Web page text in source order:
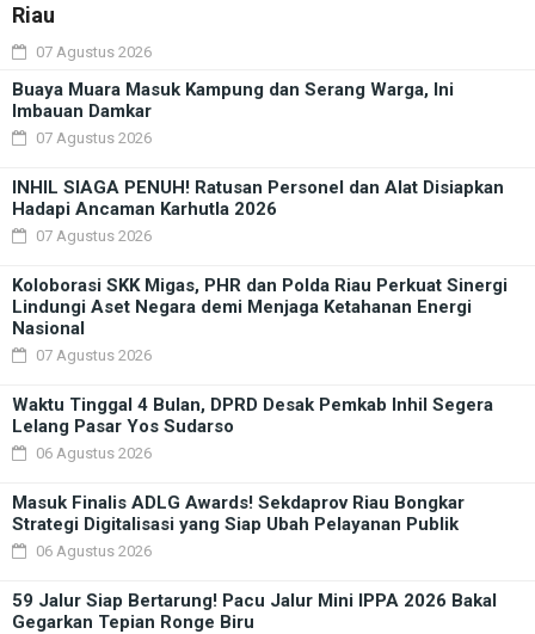
Riau
07 Agustus 2026
Buaya Muara Masuk Kampung dan Serang Warga, Ini
Imbauan Damkar
07 Agustus 2026
INHIL SIAGA PENUH! Ratusan Personel dan Alat Disiapkan
Hadapi Ancaman Karhutla 2026
07 Agustus 2026
Koloborasi SKK Migas, PHR dan Polda Riau Perkuat Sinergi
Lindungi Aset Negara demi Menjaga Ketahanan Energi
Nasional
07 Agustus 2026
Waktu Tinggal 4 Bulan, DPRD Desak Pemkab Inhil Segera
Lelang Pasar Yos Sudarso
06 Agustus 2026
Masuk Finalis ADLG Awards! Sekdaprov Riau Bongkar
Strategi Digitalisasi yang Siap Ubah Pelayanan Publik
06 Agustus 2026
59 Jalur Siap Bertarung! Pacu Jalur Mini IPPA 2026 Bakal
Gegarkan Tepian Ronge Biru